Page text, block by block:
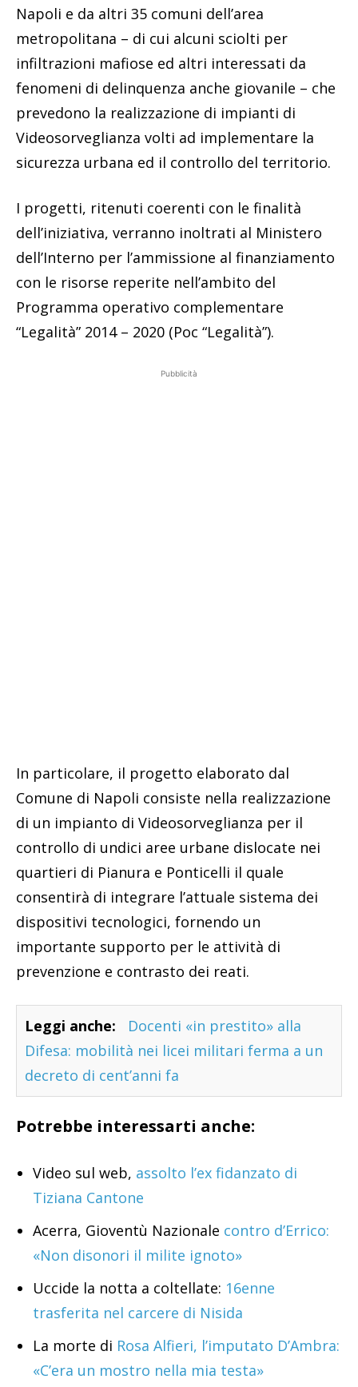
Napoli e da altri 35 comuni dell’area
metropolitana – di cui alcuni sciolti per
infiltrazioni mafiose ed altri interessati da
fenomeni di delinquenza anche giovanile – che
prevedono la realizzazione di impianti di
Videosorveglianza volti ad implementare la
sicurezza urbana ed il controllo del territorio.
I progetti, ritenuti coerenti con le finalità
dell’iniziativa, verranno inoltrati al Ministero
dell’Interno per l’ammissione al finanziamento
con le risorse reperite nell’ambito del
Programma operativo complementare
“Legalità” 2014 – 2020 (Poc “Legalità”).
Pubblicità
In particolare, il progetto elaborato dal
Comune di Napoli consiste nella realizzazione
di un impianto di Videosorveglianza per il
controllo di undici aree urbane dislocate nei
quartieri di Pianura e Ponticelli il quale
consentirà di integrare l’attuale sistema dei
dispositivi tecnologici, fornendo un
importante supporto per le attività di
prevenzione e contrasto dei reati.
Leggi anche:
Docenti «in prestito» alla
Difesa: mobilità nei licei militari ferma a un
decreto di cent’anni fa
Potrebbe interessarti anche:
Video sul web, assolto l’ex fidanzato di
Tiziana Cantone
Acerra, Gioventù Nazionale contro d’Errico:
«Non disonori il milite ignoto»
Uccide la notta a coltellate: 16enne
trasferita nel carcere di Nisida
La morte di Rosa Alfieri, l’imputato D’Ambra:
«C’era un mostro nella mia testa»